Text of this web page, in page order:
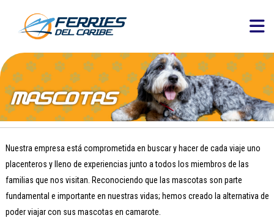
Nuestra empresa está comprometida en buscar y hacer de cada viaje uno
placenteros y lleno de experiencias junto a todos los miembros de las
familias que nos visitan. Reconociendo que las mascotas son parte
fundamental e importante en nuestras vidas; hemos creado la alternativa de
poder viajar con sus mascotas en camarote.